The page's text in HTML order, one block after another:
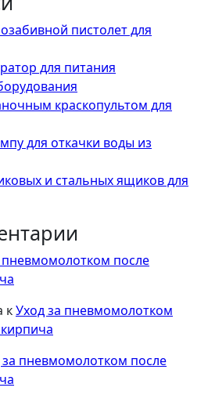
пистолет для
для питания
краскопультом для
для откачки воды из
и стальных ящиков для
пневмомолотком после
кУход за пневмомолотком
за пневмомолотком после